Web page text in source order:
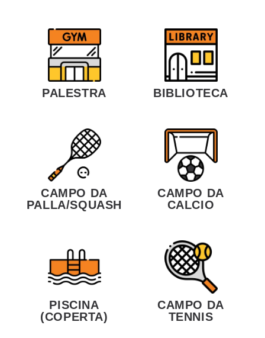
PALESTRA BIBLIOTECA
CAMPO DA
PALLA/SQUASH
CAMPO DA
CALCIO
PISCINA
(COPERTA)
CAMPO DA
TENNIS